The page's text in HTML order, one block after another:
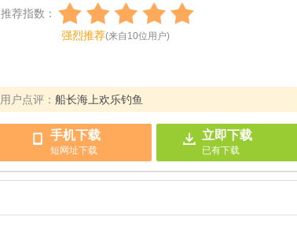
推荐指数：
强烈推荐(来自 10位用户)
用户点评： 船长海上欢乐钓鱼
手机下载
短网址下载
立即下载
已有下载